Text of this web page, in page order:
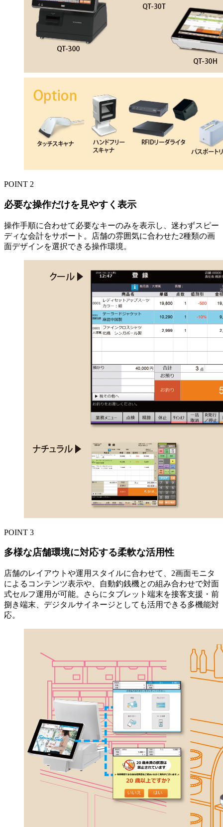
POINT 2
必要な操作だけを見やすく表示
操作手順に合わせて必要なキーのみを表示し、迷わずスピー
ディな会計をサポート。店舗の雰囲気に合わせた2種類の画
面デザインを選択できる操作環境。
POINT 3
多様な店舗環境に対応する柔軟な活用性
店舗のレイアウトや運用スタイルに合わせて、2画面モニタ
によるコンテンツ表示や、自動釣銭機との組み合わせで対面
式セルフ運用が可能。さらにタブレット端末を接客支援・前
捌き端末、デジタルサイネージとしても活用できる多機能対
応。